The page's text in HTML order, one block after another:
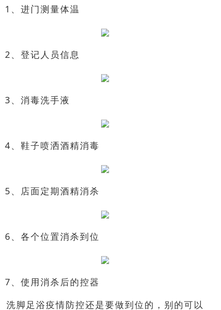
1、进门测量体温
2、登记人员信息
3、消毒洗手液
4、鞋子喷洒酒精消毒
5、店面定期酒精消杀
6、各个位置消杀到位
7、使用消杀后的控器
洗脚足浴疫情防控还是要做到位的，别的可以